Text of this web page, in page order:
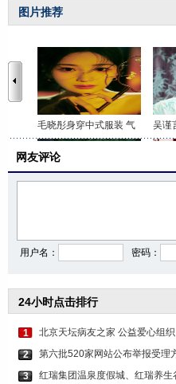
图片推荐
毛晓彤身穿中式服装 气 吴谨
网友评论
用户名： 密码：
24小时点击排行
1
北京天坛病友之家 公益爱心组织
2
第六批520家网站公布举报受理
3
红瑞集团温泉度假城、红瑞养生